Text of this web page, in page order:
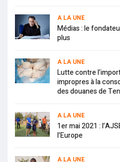
A LA UNE
Médias : le
plus
A LA UNE
Lutte contre
impropres à la
des douanes de
A LA UNE
1er mai 2021 :
l’Europe
A LA UNE